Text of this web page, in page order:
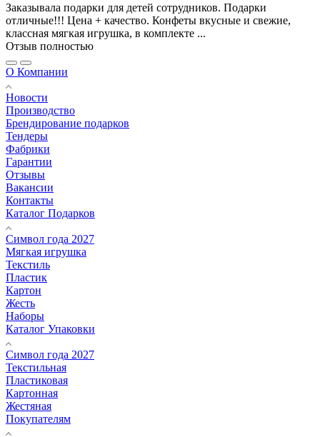
Заказывала подарки для детей сотрудников. Подарки
отличные!!! Цена + качество. Конфеты вкусные и свежие,
классная мягкая игрушка, в комплекте ...
Отзыв полностью
О Компании
Новости
Производство
Брендирование подарков
Тендеры
Фабрики
Гарантии
Отзывы
Вакансии
Контакты
Каталог Подарков
Символ года 2027
Мягкая игрушка
Текстиль
Пластик
Картон
Жесть
Наборы
Каталог Упаковки
Символ года 2027
Текстильная
Пластиковая
Картонная
Жестяная
Покупателям